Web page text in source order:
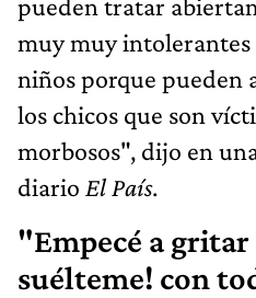
muy muy intolerantes
niños porque pueden
los chicos que son
morbosos", dijo en
diario El País.
"Empecé a gritar
suélteme! con